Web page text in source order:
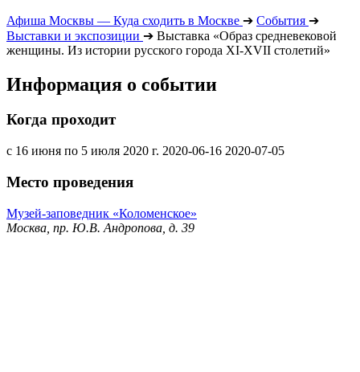
Афиша Москвы — Куда сходить в Москве ➔ События ➔
Выставки и экспозиции ➔ Выставка «Образ средневековой
женщины. Из истории русского города XI-XVII столетий»
Информация о событии
Когда проходит
с 16 июня по 5 июля 2020 г. 2020-06-16 2020-07-05
Место проведения
Музей-заповедник «Коломенское»
Москва, пр. Ю.В. Андропова, д. 39